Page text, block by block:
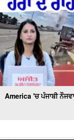
America 'ਚ ਪੰਜਾਬੀ